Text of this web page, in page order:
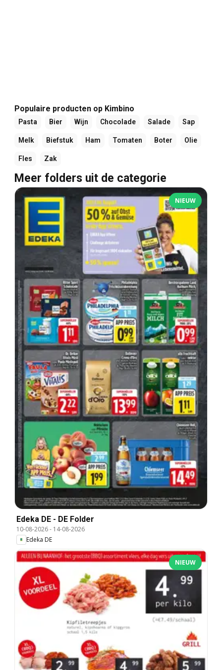
Populaire producten op Kimbino
Pasta Bier Wijn Chocolade Salade Sap
Melk Biefstuk Ham Tomaten Boter Olie
Fles Zak
Meer folders uit de categorie
NIEUW
Edeka DE - DE Folder
10-08-2026- 14-08-2026
Edeka DE
NIEUW